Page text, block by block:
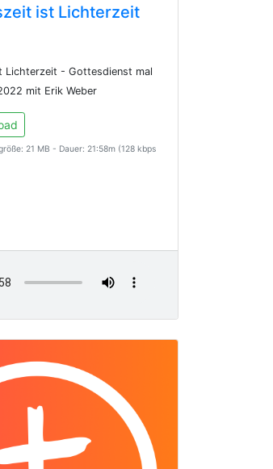
ist Lichterzeit
Lichterzeit - Gottesdienst mal
mit Erik Weber
21 MB - Dauer: 21:58m (128 kbps